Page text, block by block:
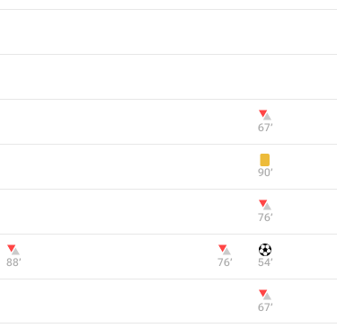
88‎’‎
67‎’‎
90‎’‎
76‎’‎
54‎’‎
76‎’‎
67‎’‎